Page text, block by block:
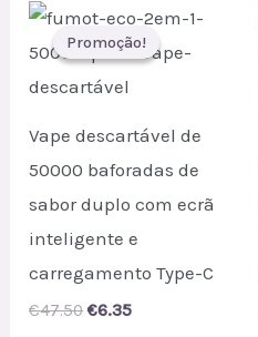
Promoção!
Promoção!
Vape descartável de
50000 baforadas de
sabor duplo com ecrã
inteligente e
carregamento Type-C
€47.50 Original
€6.35Current